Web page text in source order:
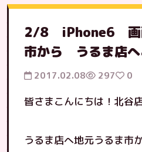
2/8 iPhone6 画
市から うるま店へ
2017.02.08 297 0
皆さまこんにちは！北谷
うるま店へ地元うるま市